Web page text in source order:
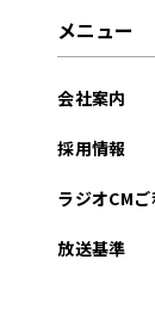
メニュー
会社案内
採用情報
ラジオCM
放送基準